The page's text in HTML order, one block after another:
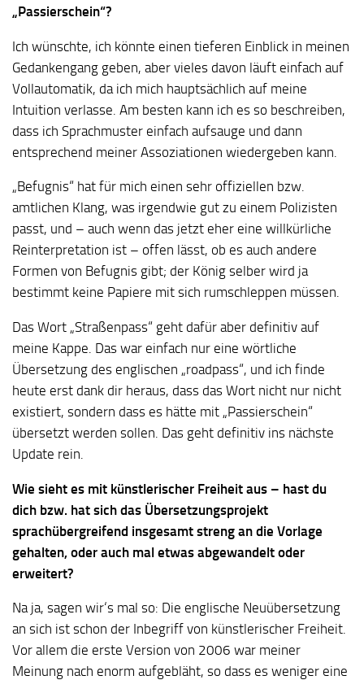
„Passierschein“?
Ich wünschte, ich könnte einen tieferen Einblick in meinen
Gedankengang geben, aber vieles davon läuft einfach auf
Vollautomatik, da ich mich hauptsächlich auf meine
Intuition verlasse. Am besten kann ich es so beschreiben,
dass ich Sprachmuster einfach aufsauge und dann
entsprechend meiner Assoziationen wiedergeben kann.
„Befugnis“ hat für mich einen sehr offiziellen bzw.
amtlichen Klang, was irgendwie gut zu einem Polizisten
passt, und – auch wenn das jetzt eher eine willkürliche
Reinterpretation ist – offen lässt, ob es auch andere
Formen von Befugnis gibt; der König selber wird ja
bestimmt keine Papiere mit sich rumschleppen müssen.
Das Wort „Straßenpass“ geht dafür aber definitiv auf
meine Kappe. Das war einfach nur eine wörtliche
Übersetzung des englischen „roadpass“, und ich finde
heute erst dank dir heraus, dass das Wort nicht nur nicht
existiert, sondern dass es hätte mit „Passierschein“
übersetzt werden sollen. Das geht definitiv ins nächste
Update rein.
Wie sieht es mit künstlerischer Freiheit aus – hast du
dich bzw. hat sich das Übersetzungsprojekt
sprachübergreifend insgesamt streng an die Vorlage
gehalten, oder auch mal etwas abgewandelt oder
erweitert?
Na ja, sagen wir‘s mal so: Die englische Neuübersetzung
an sich ist schon der Inbegriff von künstlerischer Freiheit.
Vor allem die erste Version von 2006 war meiner
Meinung nach enorm aufgebläht, so dass es weniger eine